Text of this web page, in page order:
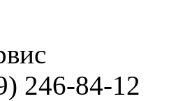
246-84-12